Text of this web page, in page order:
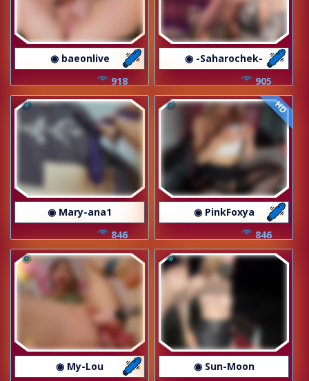
◉ baeonlive
918
◉ -Saharochek-
905
◉ Mary-ana1
846
HD
◉ PinkFoxya
846
◉ My-Lou
◉ Sun-Moon